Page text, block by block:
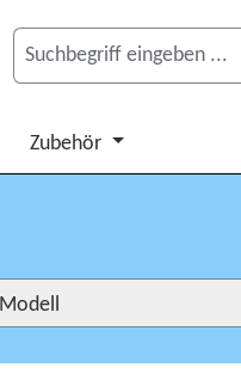
Zubehör